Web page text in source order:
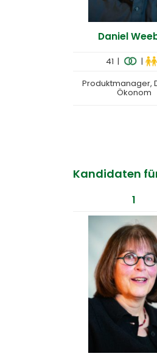
Daniel
41 | |
Produktmanager,
Ökonom
Kandidaten
1